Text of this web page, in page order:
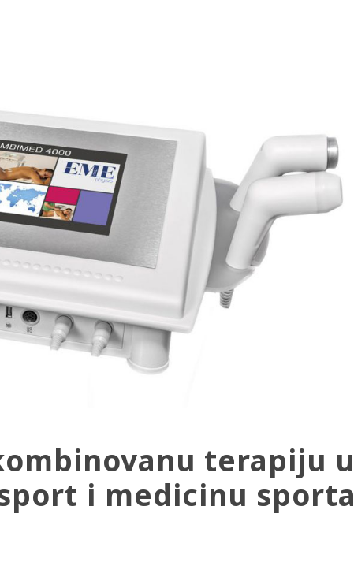
terapiju u
i medicinu sporta